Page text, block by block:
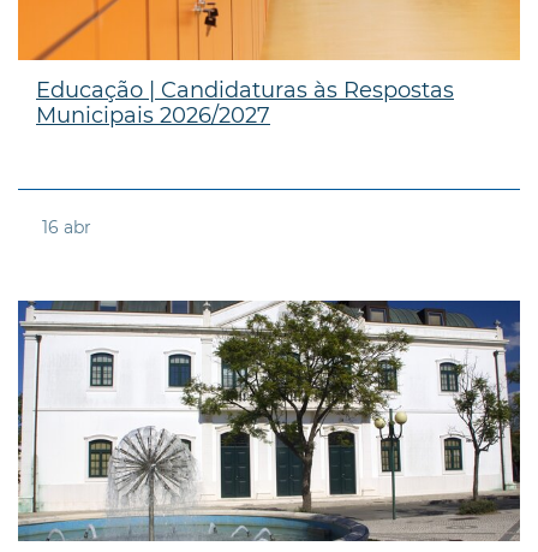
Educação | Candidaturas às Respostas
Municipais 2026/2027
16 abr